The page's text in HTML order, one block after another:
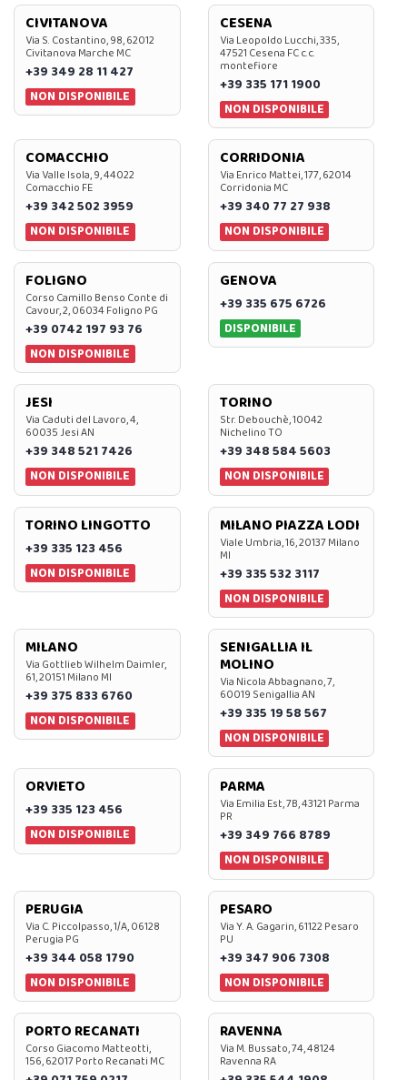
CIVITANOVA
Via S. Costantino, 98, 62012
Civitanova Marche MC
+39 349 28 11 427
NON DISPONIBILE
CESENA
Via Leopoldo Lucchi, 335,
47521 Cesena FC c.c.
montefiore
+39 335 171 1900
NON DISPONIBILE
COMACCHIO
Via Valle Isola, 9, 44022
Comacchio FE
+39 342 502 3959
NON DISPONIBILE
CORRIDONIA
Via Enrico Mattei, 177, 62014
Corridonia MC
+39 340 77 27 938
NON DISPONIBILE
FOLIGNO
Corso Camillo Benso Conte di
Cavour, 2, 06034 Foligno PG
+39 0742 197 93 76
NON DISPONIBILE
GENOVA
+39 335 675 6726
DISPONIBILE
JESI
Via Caduti del Lavoro, 4,
60035 Jesi AN
+39 348 521 7426
NON DISPONIBILE
TORINO
Str. Debouchè, 10042
Nichelino TO
+39 348 584 5603
NON DISPONIBILE
TORINO LINGOTTO
+39 335 123 456
NON DISPONIBILE
MILANO PIAZZA LODI
Viale Umbria, 16, 20137 Milano
MI
+39 335 532 3117
NON DISPONIBILE
MILANO
Via Gottlieb Wilhelm Daimler,
61, 20151 Milano MI
+39 375 833 6760
NON DISPONIBILE
SENIGALLIA IL
MOLINO
Via Nicola Abbagnano, 7,
60019 Senigallia AN
+39 335 19 58 567
NON DISPONIBILE
ORVIETO
+39 335 123 456
NON DISPONIBILE
PARMA
Via Emilia Est, 7B, 43121 Parma
PR
+39 349 766 8789
NON DISPONIBILE
PERUGIA
Via C. Piccolpasso, 1/A, 06128
Perugia PG
+39 344 058 1790
NON DISPONIBILE
PESARO
Via Y. A. Gagarin, 61122 Pesaro
PU
+39 347 906 7308
NON DISPONIBILE
PORTO RECANATI
Corso Giacomo Matteotti,
156, 62017 Porto Recanati MC
RAVENNA
Via M. Bussato, 74, 48124
Ravenna RA